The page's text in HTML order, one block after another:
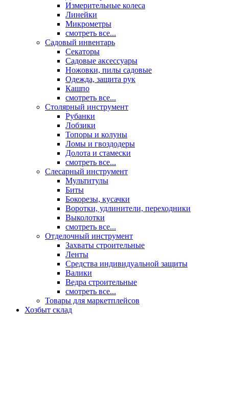
Измерительные колеса
Линейки
Микрометры
смотреть все...
Садовый инвентарь
Секаторы
Садовые аксессуары
Ножовки, пилы садовые
Одежда, защита рук
Кашпо
смотреть все...
Столярный инструмент
Рубанки
Лобзики
Топоры и колуны
Ломы и гвоздодеры
Долота и стамески
смотреть все...
Слесарный инструмент
Мультитулы
Биты
Бокорезы, кусачки
Воротки, удлинители, переходники
Выколотки
смотреть все...
Отделочный инструмент
Захваты строительные
Ленты
Средства индивидуальной защиты
Валики
Ведра строительные
смотреть все...
Товары для маркетплейсов
Хозбыт склад